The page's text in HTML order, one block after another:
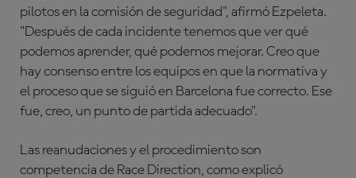
pilotos en la comisión de seguridad", afirmó Ezpeleta.
"Después de cada incidente tenemos que ver qué
podemos aprender, qué podemos mejorar. Creo que
hay consenso entre los equipos en que la normativa y
el proceso que se siguió en Barcelona fue correcto. Ese
fue, creo, un punto de partida adecuado".
Las reanudaciones y el procedimiento son
competencia de Race Direction, como explicó